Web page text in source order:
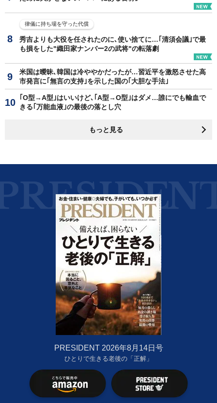
律儀に持ち場を守った代償
秀吉よりも大役を任されたのに､使い捨てに…｢清須会議｣で最
も損をした"織田家ナンバー2の武将"の転落劇
米国は曖昧､韓国は冷ややかだったが…習近平を激怒させた高
市発言に｢無言の支持｣を示した国の｢大胆な手法｣
｢O型→A型｣はいいけど､｢A型→O型｣はダメ…誰にでも輸血で
きる｢万能血液｣の最後の落とし穴
もっと見る
PRESIDENT 2026年8月14日号
ひとりで生きる老後の「正解」